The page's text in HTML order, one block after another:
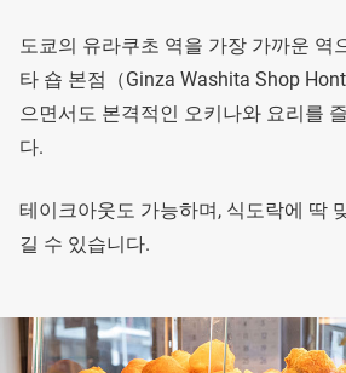
도쿄의 유라쿠초 역을 가장 가까운 역
타 숍 본점（Ginza Washita Shop
으면서도 본격적인 오키나와 요리를
다.
테이크아웃도 가능하며, 식도락에 딱
길 수 있습니다.